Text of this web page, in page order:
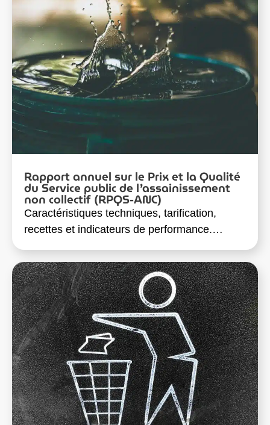
Rapport annuel sur le Prix et la Qualité
du Service public de l’assainissement
non collectif (RPQS-ANC)
Caractéristiques techniques, tarification,
recettes et indicateurs de performance.…